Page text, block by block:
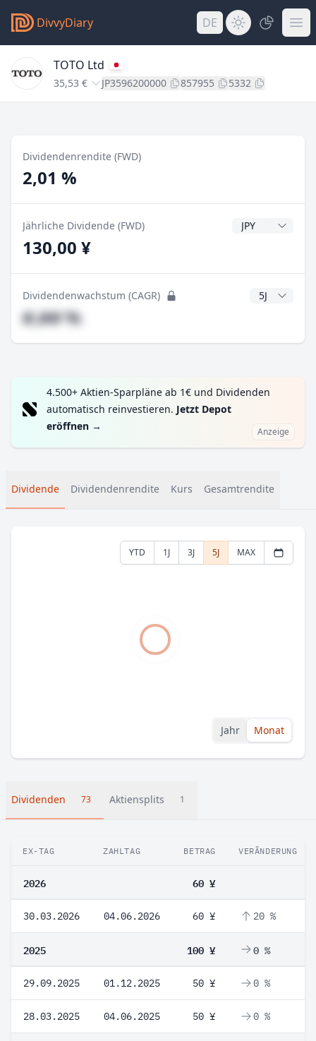
DivvyDiary DE
TOTO Ltd
35,53 € JP3596200000 857955 5332
Dividendenrendite (FWD)
2,01 %
Jährliche Dividende (FWD)
130,00 ¥
Dividendenwachstum (CAGR) CAGR Jahre
#,## %
4.500+ Aktien-Sparpläne ab 1€ und Dividenden
automatisch reinvestieren. Jetzt Depot
eröffnen → Anzeige
Dividende Dividendenrendite Kurs Gesamtrendite
YTD 1J 3J 5J MAX
Jahr Monat
Dividenden 73 Aktiensplits 1
EX-TAG ZAHLTAG BETRAG VERÄNDERUNG
2026 60 ¥
30.03.2026 04.06.2026 60 ¥ 20 %
2025 100 ¥ 0 %
29.09.2025 01.12.2025 50 ¥ 0 %
28.03.2025 04.06.2025 50 ¥ 0 %